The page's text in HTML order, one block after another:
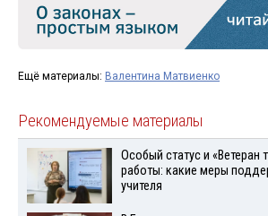
Ещё материалы: Валентина Матвиенко
Рекомендуемые материалы
Особый статус и «Ветеран
работы: какие меры
учителя